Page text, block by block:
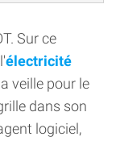
Sur ce
électricité
veille pour le
dans son
logiciel,